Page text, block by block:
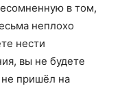
в том,
неплохо
нести
вы не будете
не пришёл на